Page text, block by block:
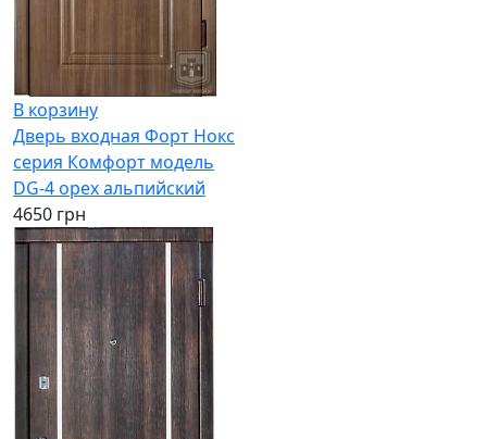
В корзину
Дверь входная Форт Нокс
серия Комфорт модель
DG-4 орех альпийский
4650 грн